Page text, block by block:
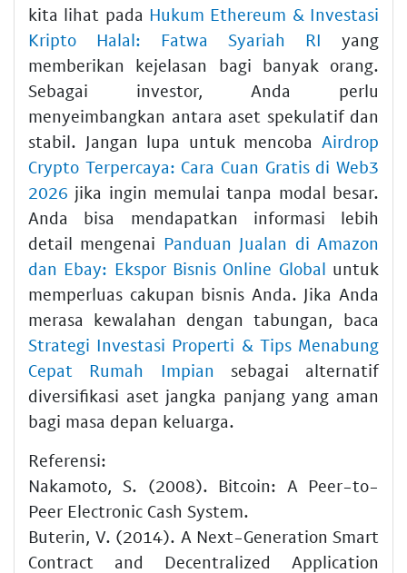
kita lihat pada Hukum Ethereum & Investasi
Kripto Halal: Fatwa Syariah RI yang
memberikan kejelasan bagi banyak orang.
Sebagai investor, Anda perlu
menyeimbangkan antara aset spekulatif dan
stabil. Jangan lupa untuk mencoba Airdrop
Crypto Terpercaya: Cara Cuan Gratis di Web3
2026 jika ingin memulai tanpa modal besar.
Anda bisa mendapatkan informasi lebih
detail mengenai Panduan Jualan di Amazon
dan Ebay: Ekspor Bisnis Online Global untuk
memperluas cakupan bisnis Anda. Jika Anda
merasa kewalahan dengan tabungan, baca
Strategi Investasi Properti & Tips Menabung
Cepat Rumah Impian sebagai alternatif
diversifikasi aset jangka panjang yang aman
bagi masa depan keluarga.
Referensi:
Nakamoto, S. (2008). Bitcoin: A Peer-to-
Peer Electronic Cash System.
Buterin, V. (2014). A Next-Generation Smart
Contract and Decentralized Application